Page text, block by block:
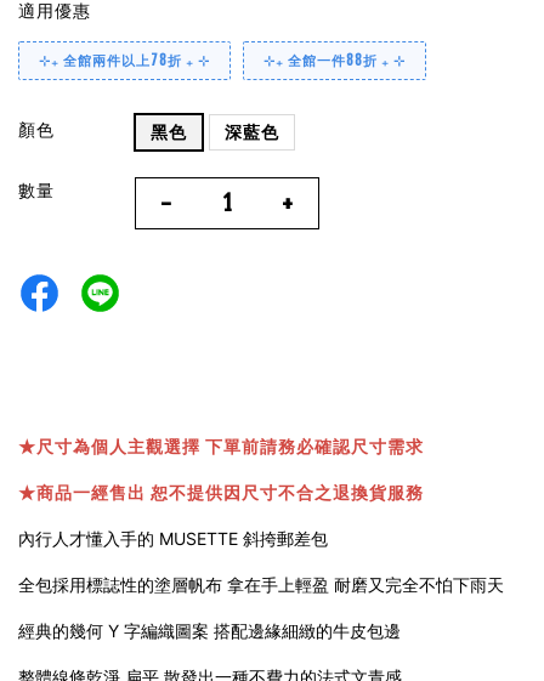
適用優惠
⊹₊ 全館兩件以上78折 ₊ ⊹ ⊹₊ 全館一件88折 ₊ ⊹
顏色 黑色 深藍色
數量 - +
★尺寸為個人主觀選擇 下單前請務必確認尺寸需求
★商品一經售出 恕不提供因尺寸不合之退換貨服務
內行人才懂入手的 MUSETTE 斜挎郵差包
全包採用標誌性的塗層帆布 拿在手上輕盈 耐磨又完全不怕下雨天
經典的幾何 Y 字編織圖案 搭配邊緣細緻的牛皮包邊